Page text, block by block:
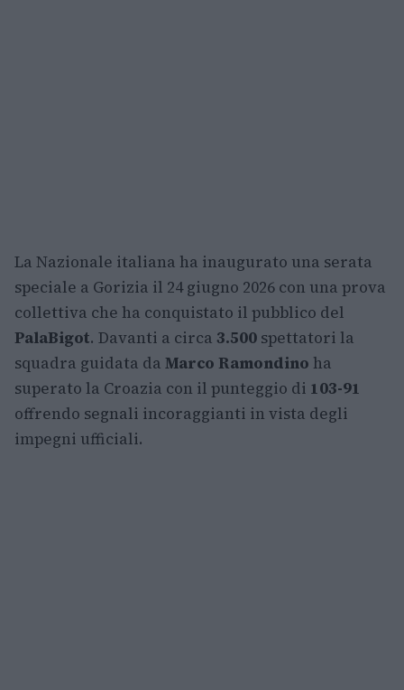
La Nazionale italiana ha inaugurato una serata
speciale a Gorizia il 24 giugno 2026 con una prova
collettiva che ha conquistato il pubblico del
PalaBigot. Davanti a circa 3.500 spettatori la
squadra guidata da Marco Ramondino ha
superato la Croazia con il punteggio di 103-91
offrendo segnali incoraggianti in vista degli
impegni ufficiali.